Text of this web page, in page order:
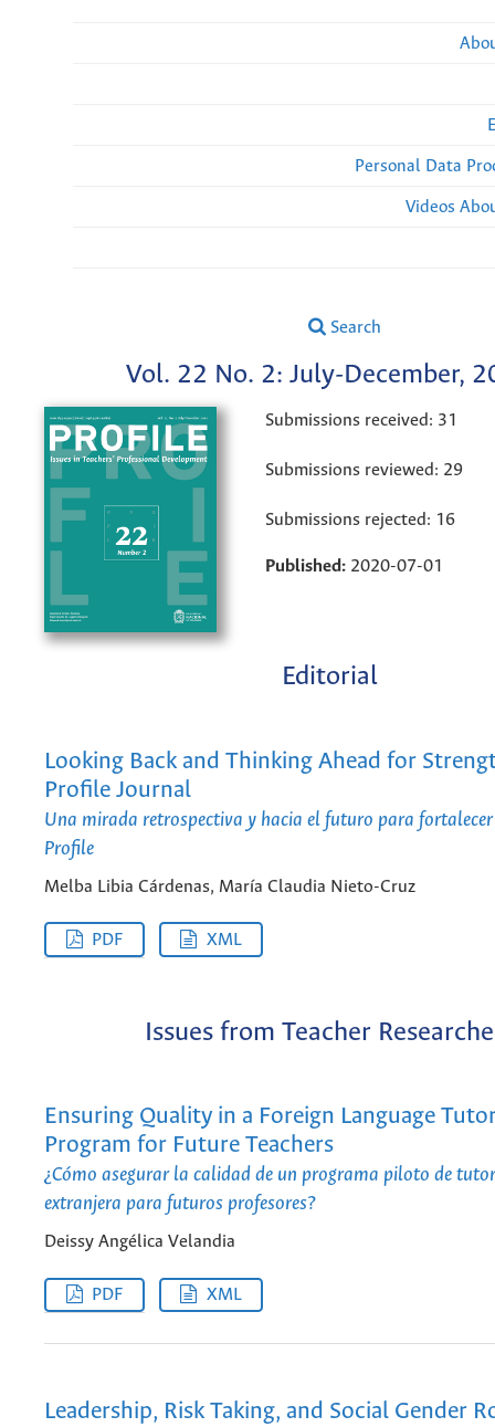
Personal Data
Videos
Search
Vol. 22 No. 2: July-December,
Submissions received: 31
Submissions reviewed: 29
Submissions rejected: 16
Published: 2020-07-01
Editorial
Looking Back and Thinking Ahead for
Profile Journal
Una mirada retrospectiva y hacia el futuro para
Profile
Melba Libia Cárdenas, María Claudia Nieto-Cruz
PDF XML
Issues from Teacher
Ensuring Quality in a Foreign Language
Program for Future Teachers
¿Cómo asegurar la calidad de un programa piloto de
extranjera para futuros profesores?
Deissy Angélica Velandia
PDF XML
Leadership, Risk Taking, and Social Gender